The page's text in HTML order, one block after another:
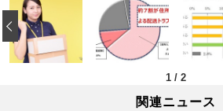
1 / 2
‹
関連ニュース